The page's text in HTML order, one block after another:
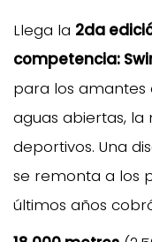
Llega la 2da
competencia:
para los amantes
aguas abiertas, la
deportivos. Una
se remonta a los
últimos años